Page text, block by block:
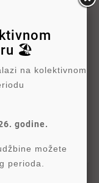
🏖️
na kolektivnom
godine.
možete
perioda.